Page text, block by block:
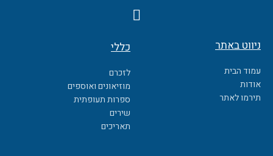
F
a
e
b
o
o
k
ניווט באתר
עמוד הבית
אודות
תירמו לאתר
כללי
לזכרם
מוזיאונים ואוספים
ספרות תעופתית
שירים
תאריכים